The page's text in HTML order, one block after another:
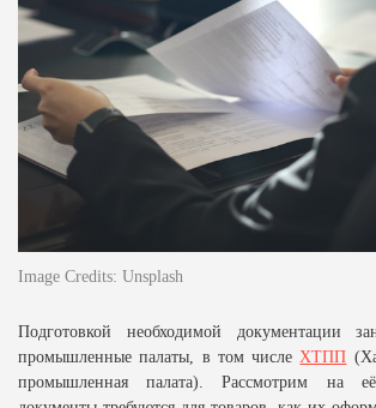
Image Credits: Unsplash
Подготовкой необходимой документации
промышленные палаты, в том числе ХТПП
промышленная палата). Рассмотрим на